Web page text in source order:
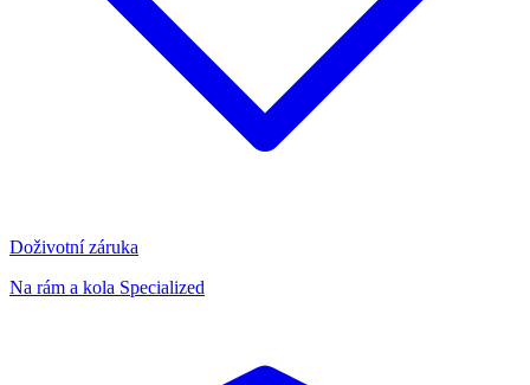
Doživotní záruka
Na rám a kola Specialized